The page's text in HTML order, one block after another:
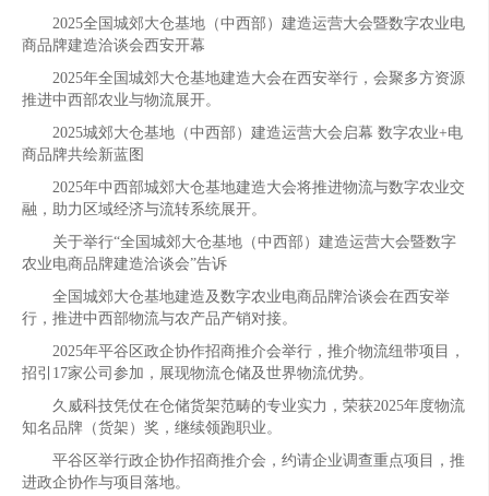
2025全国城郊大仓基地（中西部）建造运营大会暨数字农业电
商品牌建造洽谈会西安开幕
2025年全国城郊大仓基地建造大会在西安举行，会聚多方资源
推进中西部农业与物流展开。
2025城郊大仓基地（中西部）建造运营大会启幕 数字农业+电
商品牌共绘新蓝图
2025年中西部城郊大仓基地建造大会将推进物流与数字农业交
融，助力区域经济与流转系统展开。
关于举行“全国城郊大仓基地（中西部）建造运营大会暨数字
农业电商品牌建造洽谈会”告诉
全国城郊大仓基地建造及数字农业电商品牌洽谈会在西安举
行，推进中西部物流与农产品产销对接。
2025年平谷区政企协作招商推介会举行，推介物流纽带项目，
招引17家公司参加，展现物流仓储及世界物流优势。
久威科技凭仗在仓储货架范畴的专业实力，荣获2025年度物流
知名品牌（货架）奖，继续领跑职业。
平谷区举行政企协作招商推介会，约请企业调查重点项目，推
进政企协作与项目落地。